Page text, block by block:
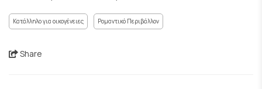
Κατάλληλο για οικογένειες Ρομαντικό Περιβάλλον
Share